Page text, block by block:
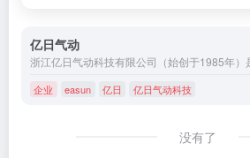
亿日气动
企业 easun 亿日 亿日气动科技
没有了